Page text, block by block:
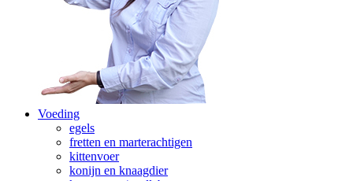
Voeding
egels
fretten en marterachtigen
kittenvoer
konijn en knaagdier